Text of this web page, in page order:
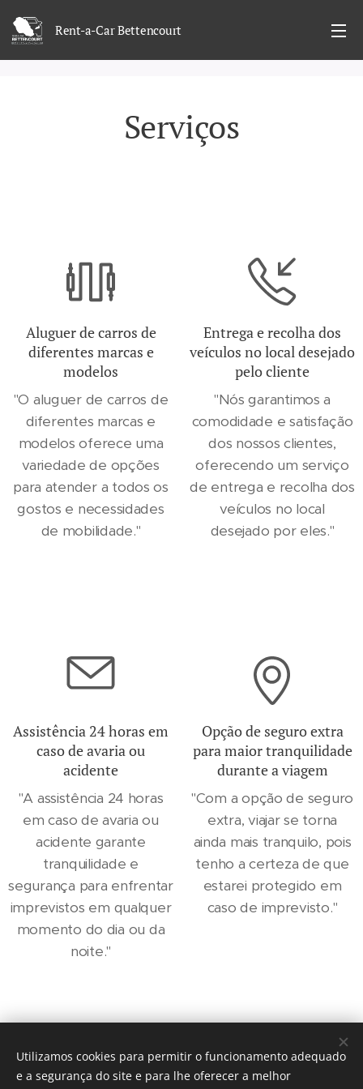
Rent-a-Car Bettencourt
Serviços
Aluguer de carros de
diferentes marcas e
modelos
"O aluguer de carros de
diferentes marcas e
modelos oferece uma
variedade de opções
para atender a todos os
gostos e necessidades
de mobilidade."
Entrega e recolha dos
veículos no local desejado
pelo cliente
"Nós garantimos a
comodidade e satisfação
dos nossos clientes,
oferecendo um serviço
de entrega e recolha dos
veículos no local
desejado por eles."
Assistência 24 horas em
caso de avaria ou
acidente
"A assistência 24 horas
em caso de avaria ou
acidente garante
tranquilidade e
segurança para enfrentar
imprevistos em qualquer
momento do dia ou da
noite."
Opção de seguro extra
para maior tranquilidade
durante a viagem
"Com a opção de seguro
extra, viajar se torna
ainda mais tranquilo, pois
tenho a certeza de que
estarei protegido em
caso de imprevisto."
Utilizamos cookies para permitir o funcionamento adequado
e a segurança do site e para lhe oferecer a melhor